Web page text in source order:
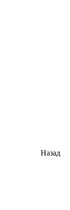
Назад